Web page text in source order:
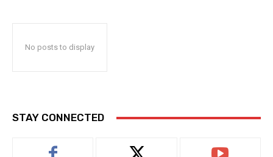
No posts to display
STAY CONNECTED